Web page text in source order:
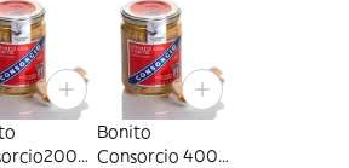
Bonito
Consorcio 400